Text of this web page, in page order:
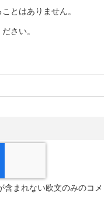
とはありません。
さい。
まれない欧文のみのコメ